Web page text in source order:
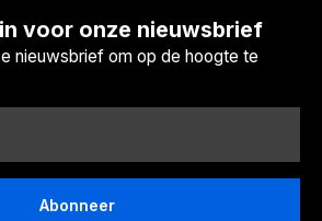
voor onze nieuwsbrief
nieuwsbrief om op de hoogte te
Abonneer